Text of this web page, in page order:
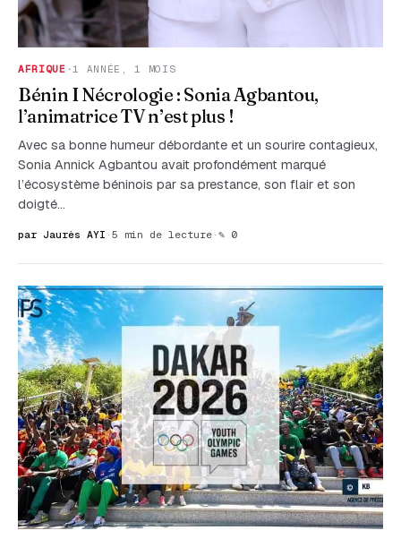
AFRIQUE ·1 ANNÉE, 1 MOIS
Bénin I Nécrologie : Sonia Agbantou,
l’animatrice TV n’est plus !
Avec sa bonne humeur débordante et un sourire contagieux,
Sonia Annick Agbantou avait profondément marqué
l’écosystème béninois par sa prestance, son flair et son
doigté...
par Jaurès AYI · 5 min de lecture · ✎ 0